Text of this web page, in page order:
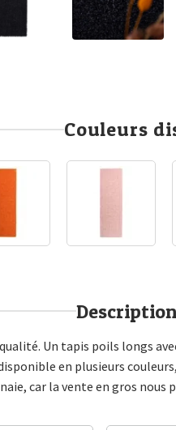
Couleurs
Un tapis poils longs
en plusieurs
car la vente en gros nous